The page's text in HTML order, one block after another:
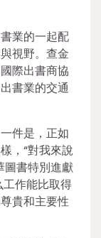
業的一起配
視野。查金
際出書商協
書業的交通
件是，正如
，“對我來說
圖書特別進獻
工作能比取得
貴和主要性